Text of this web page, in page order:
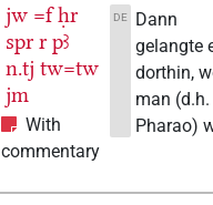
jw =f ḥr
spr r pꜣ
n.tj tw=tw
jm
With
commentary
DE
Dann
gelangte
dorthin,
man (d.h.
Pharao)